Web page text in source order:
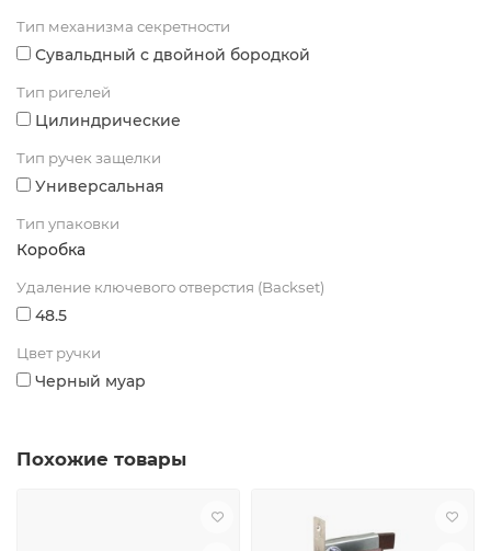
Тип механизма секретности
Сувальдный с двойной бородкой
Тип ригелей
Цилиндрические
Тип ручек защелки
Универсальная
Тип упаковки
Коробка
Удаление ключевого отверстия (Backset)
48.5
Цвет ручки
Черный муар
Похожие товары